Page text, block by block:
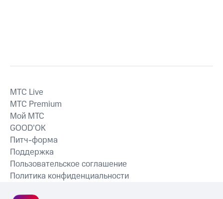
MTС Live
MTС Premium
Мой МТС
GOOD’OK
Питч-форма
Поддержка
Пользовательское соглашение
Политика конфиденциальности